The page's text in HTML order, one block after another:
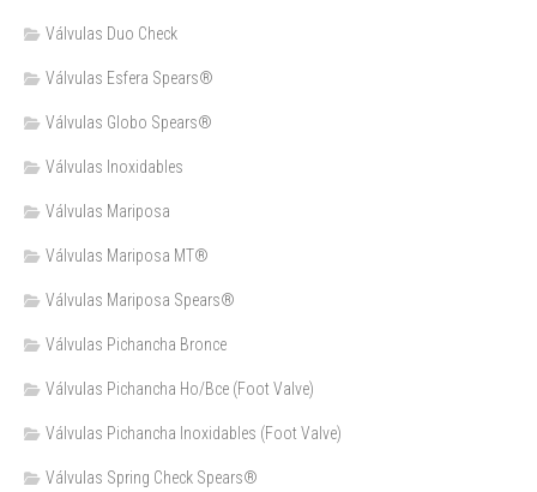
Válvulas Duo Check
Válvulas Esfera Spears®
Válvulas Globo Spears®
Válvulas Inoxidables
Válvulas Mariposa
Válvulas Mariposa MT®
Válvulas Mariposa Spears®
Válvulas Pichancha Bronce
Válvulas Pichancha Ho/Bce (Foot Valve)
Válvulas Pichancha Inoxidables (Foot Valve)
Válvulas Spring Check Spears®